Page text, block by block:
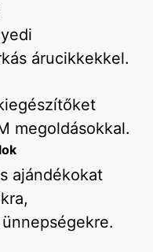
árucikkekkel.
megoldásokkal.
ajándékokat